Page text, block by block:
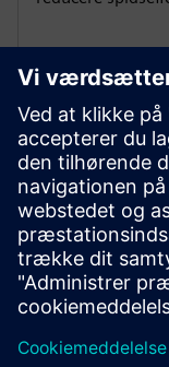
Skab betydelige
ved at reducere